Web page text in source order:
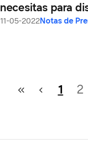
necesitas para
experiencia de
11-05-2022Notas de
1 2